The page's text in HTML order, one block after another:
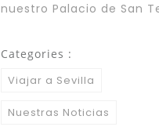
nuestro Palacio de San
Categories :
Viajar a Sevilla
Nuestras Noticias